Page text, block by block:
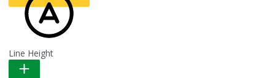
READABLE FONT
Line Height